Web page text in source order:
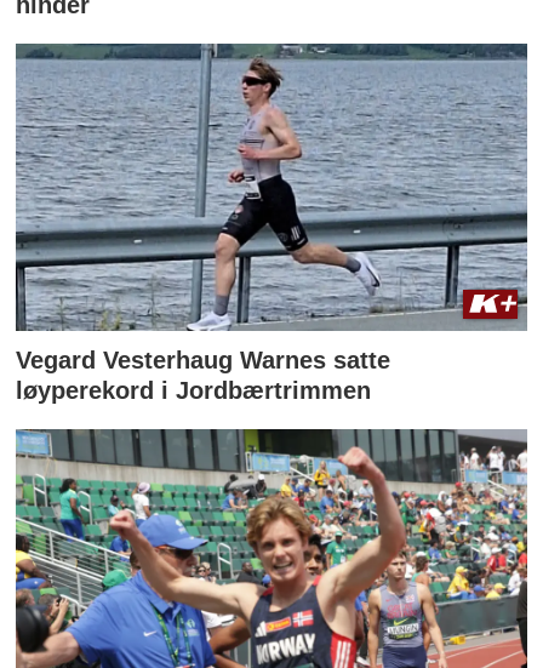
Vegard Vesterhaug Warnes satte
løyperekord i Jordbærtrimmen